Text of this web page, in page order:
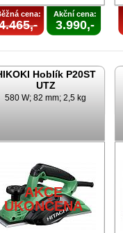
cena: Akční cena:
3.990,-
Hoblík P20ST
UTZ
580 W; 82 mm; 2,5 kg
AKCE
UKONČENA